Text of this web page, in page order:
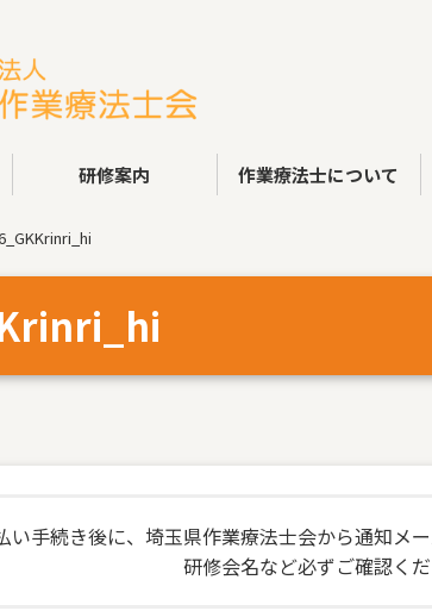
研修案内 作業療法士について
い手続き後に、埼玉県作業療法士会から通知メ
研修会名など必ずご確認く